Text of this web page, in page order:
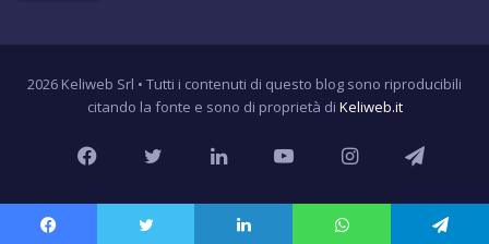
2026 Keliweb Srl • Tutti i contenuti di questo blog sono riproducibili
citando la fonte e sono di proprietà di Keliweb.it
FacebookTwitterLinkedInYouTubeInstagram